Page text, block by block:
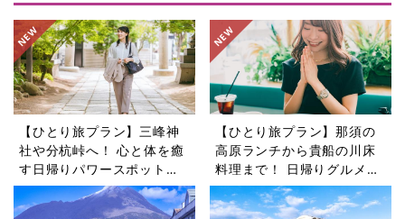
【ひとり旅プラン】三峰神
社や分杭峠へ！ 心と体を癒
す日帰りパワースポットツ
アー5選
【ひとり旅プラン】那須の
高原ランチから貴船の川床
料理まで！ 日帰りグルメ旅
5選